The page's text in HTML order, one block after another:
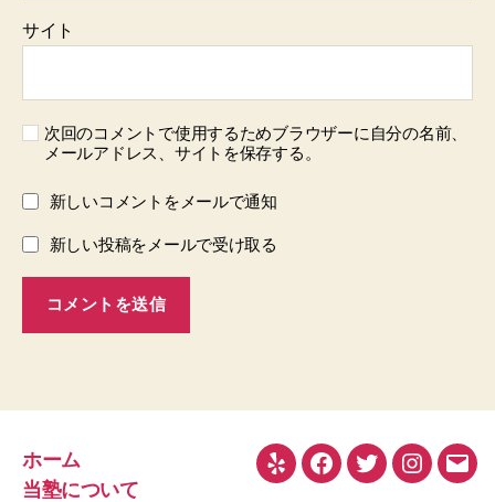
サイト
次回のコメントで使用するためブラウザーに自分の名前、
メールアドレス、サイトを保存する。
新しいコメントをメールで通知
新しい投稿をメールで受け取る
ホーム
当塾について
Yelp Facebook
Twitter
メ